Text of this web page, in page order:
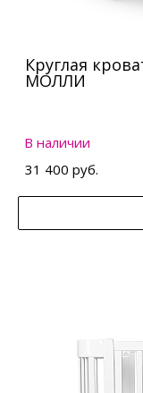
Круглая
МОЛЛИ
В наличии
31 400 руб.